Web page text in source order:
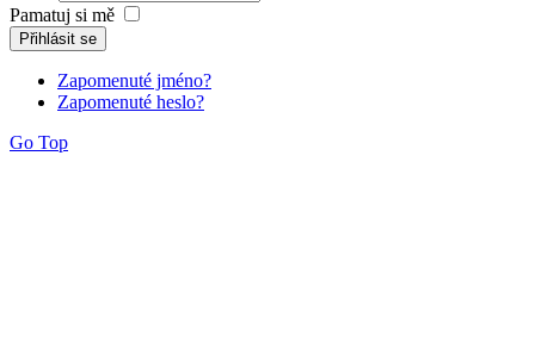
Pamatuj si mě
Přihlásit se
Zapomenuté jméno?
Zapomenuté heslo?
Go Top